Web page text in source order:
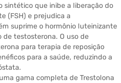
sintético que inibe a liberação do
(FSH) e prejudica a
suprime o hormônio luteinizante
de testosterona. O uso de
para terapia de reposição
para a saúde, reduzindo a
gama completa de Trestolona